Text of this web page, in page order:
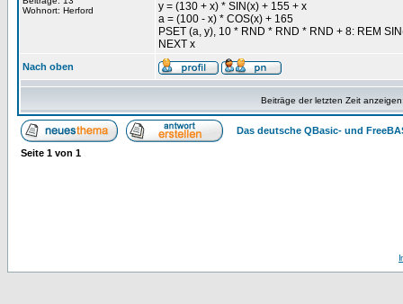
Wohnort: Herford
y = (130 + x) * SIN(x) + 155 + x
a = (100 - x) * COS(x) + 165
PSET (a, y), 10 * RND * RND * RND + 8: REM
NEXT x
Nach oben
Beiträge der letzten Zeit
Das deutsche QBasic- und
Seite 1 von 1